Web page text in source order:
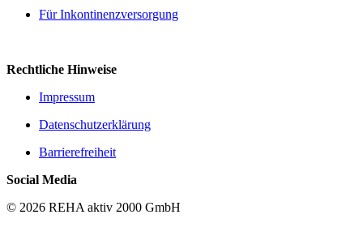
Für Inkontinenzversorgung
Rechtliche Hinweise
Impressum
Datenschutzerklärung
Barrierefreiheit
Social Media
© 2026 REHA aktiv 2000 GmbH